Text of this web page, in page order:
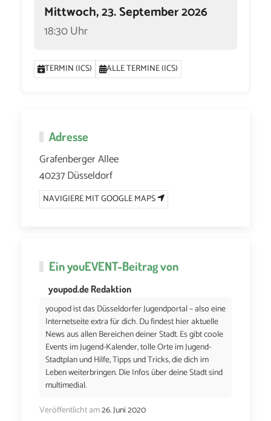
Mittwoch, 23. September 2026
18:30 Uhr
TERMIN (ICS) ALLE TERMINE (ICS)
Adresse
Grafenberger Allee
40237 Düsseldorf
NAVIGIERE MIT GOOGLE MAPS
EinyouEVENT-Beitrag von
youpod.de Redaktion
youpod ist das Düsseldorfer Jugendportal – also eine
Internetseite extra für dich. Du findest hier aktuelle
News aus allen Bereichen deiner Stadt. Es gibt coole
Events im Jugend-Kalender, tolle Orte im Jugend-
Stadtplan und Hilfe, Tipps und Tricks, die dich im
Leben weiterbringen. Die Infos über deine Stadt sind
multimedial.
Veröffentlicht am26. Juni 2020